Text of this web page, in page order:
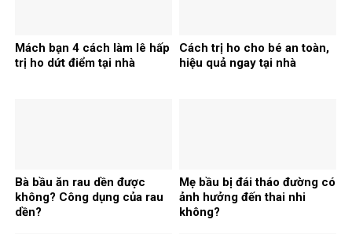
Mách bạn 4 cách làm lê hấp
trị ho dứt điểm tại nhà
Cách trị ho cho bé an toàn,
hiệu quả ngay tại nhà
Bà bầu ăn rau dền được
không? Công dụng của rau
dền?
Mẹ bầu bị đái tháo đường có
ảnh hưởng đến thai nhi
không?